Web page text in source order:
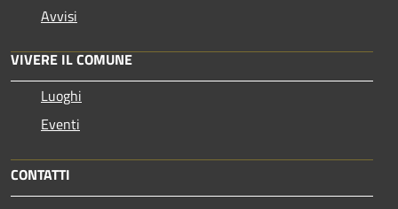
Avvisi
VIVERE IL COMUNE
Luoghi
Eventi
CONTATTI